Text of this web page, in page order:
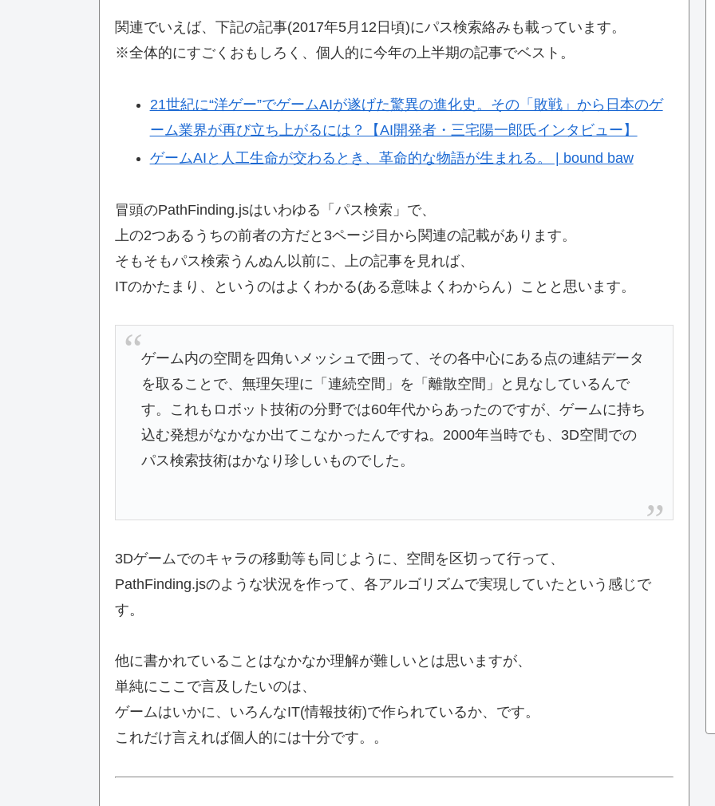
関連でいえば、下記の記事(2017年5月12日頃)にパス検索絡みも載っています。
※全体的にすごくおもしろく、個人的に今年の上半期の記事でベスト。
21世紀に“洋ゲー”でゲームAIが遂げた驚異の進化史。その「敗戦」から日本のゲ
ーム業界が再び立ち上がるには？【AI開発者・三宅陽一郎氏インタビュー】
ゲームAIと人工生命が交わるとき、革命的な物語が生まれる。 | bound baw
冒頭のPathFinding.jsはいわゆる「パス検索」で、
上の2つあるうちの前者の方だと3ページ目から関連の記載があります。
そもそもパス検索うんぬん以前に、上の記事を見れば、
ITのかたまり、というのはよくわかる(ある意味よくわからん）ことと思います。
ゲーム内の空間を四角いメッシュで囲って、その各中心にある点の連結データ
を取ることで、無理矢理に「連続空間」を「離散空間」と見なしているんで
す。これもロボット技術の分野では60年代からあったのですが、ゲームに持ち
込む発想がなかなか出てこなかったんですね。2000年当時でも、3D空間での
パス検索技術はかなり珍しいものでした。
3Dゲームでのキャラの移動等も同じように、空間を区切って行って、
PathFinding.jsのような状況を作って、各アルゴリズムで実現していたという感じで
す。
他に書かれていることはなかなか理解が難しいとは思いますが、
単純にここで言及したいのは、
ゲームはいかに、いろんなIT(情報技術)で作られているか、です。
これだけ言えれば個人的には十分です。。